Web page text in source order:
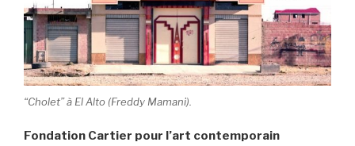
“Cholet” à El Alto (Freddy Mamani).
Fondation Cartier pour l’art contemporain